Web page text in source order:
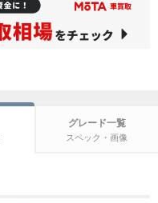
グレード一覧
スペック・画像